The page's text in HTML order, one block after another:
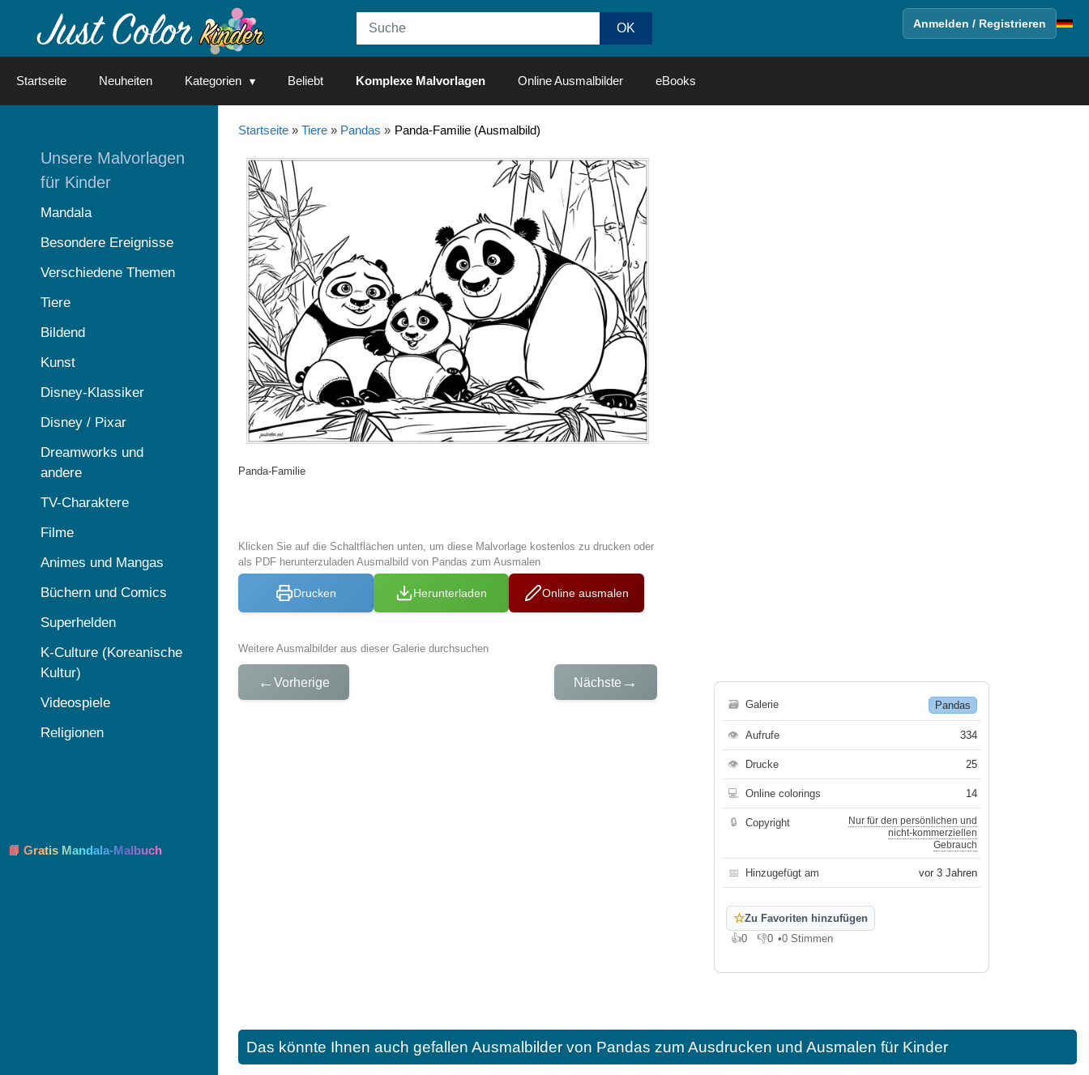
Anmelden / Registrieren
Startseite Neuheiten Kategorien Beliebt Komplexe Malvorlagen Online Ausmalbilder eBooks
Startseite» Tiere» Pandas » Panda-Familie (Ausmalbild)
Panda-Familie
Klicken Sie auf die Schaltflächen unten, um diese Malvorlage kostenlos zu drucken oder
als PDF herunterzuladen Ausmalbild von Pandas zum Ausmalen
Drucken Herunterladen Online ausmalen
Weitere Ausmalbilder aus dieser Galerie durchsuchen
← Vorherige Nächste →
🗃 Galerie Pandas
👁 Aufrufe 334
👁 Drucke 25
💻 Online colorings 14
🔒 Copyright
Nur für den persönlichen und
nicht-kommerziellen
Gebrauch
📅 Hinzugefügt am vor 3 Jahren
☆Zu Favoriten hinzufügen
👍0
Gefällt mir
👎0
Gefällt mir nicht
•0 Stimmen
Das könnte Ihnen auch gefallen Ausmalbilder von Pandas zum Ausdrucken und Ausmalen für Kinder
Unsere Malvorlagen
für Kinder
Mandala
Besondere Ereignisse
Verschiedene Themen
Tiere
Bildend
Kunst
Disney-Klassiker
Disney / Pixar
Dreamworks und
andere
TV-Charaktere
Filme
Animes und Mangas
Büchern und Comics
Superhelden
K-Culture (Koreanische
Kultur)
Videospiele
Religionen
📘 Gratis Mandala-Malbuch